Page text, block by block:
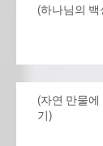
(하나님의
(자연 만물
기)